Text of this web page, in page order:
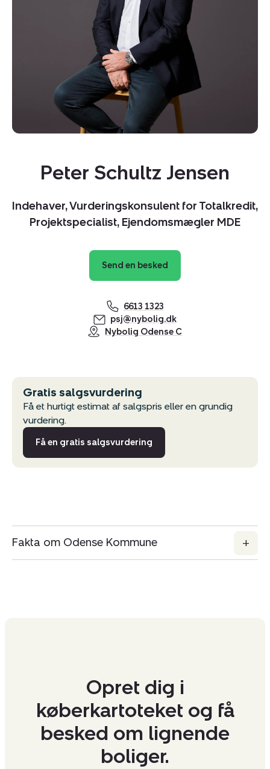
Peter Schultz Jensen
Indehaver, Vurderingskonsulent for Totalkredit,
Projektspecialist, Ejendomsmægler MDE
Send en besked
6613 1323
psj@nybolig.dk
Nybolig Odense C
Gratis salgsvurdering
Få et hurtigt estimat af salgspris eller en grundig
vurdering.
Få en gratis salgsvurdering
Fakta om Odense Kommune
Opret dig i
køberkartoteket og få
besked om lignende
boliger.
Kopier link
Del via mail